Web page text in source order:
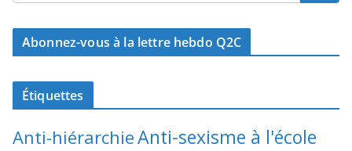
Abonnez-vous à la lettre hebdo Q2C
Étiquettes
Anti-hiérarchieAnti-sexisme à l'école